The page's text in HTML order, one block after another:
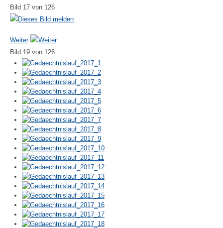
Bild 17 von 126
Weiter
Bild 19 von 126